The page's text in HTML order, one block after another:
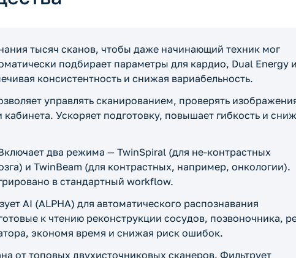
тысяч сканов, чтобы даже начинающий техник мог
подбирает параметры для кардио, Dual Energy и
консистентность и снижая вариабельность.
управлять сканированием, проверять
Ускоряет подготовку, повышает гибкость и
два режима — TwinSpiral (для не-контрастных
и TwinBeam (для контрастных, например, онкологии).
в стандартный workflow.
AI (ALPHA) для автоматического распознавания
к чтению реконструкции сосудов, позвоночника,
экономя время и снижая риск ошибок.
от топовых двухисточниковых сканеров. Фильтрует